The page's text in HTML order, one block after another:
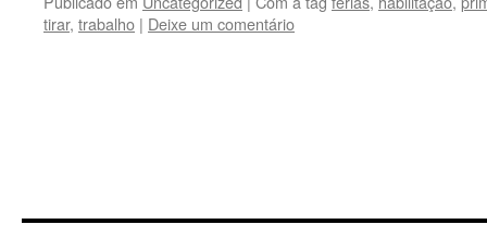
tirar, trabalho | Deixe um comentário